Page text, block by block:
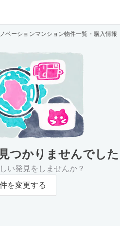
ベーションマンション物件一覧・購入情報
つかりませんでした
い発見をしませんか？
を変更する